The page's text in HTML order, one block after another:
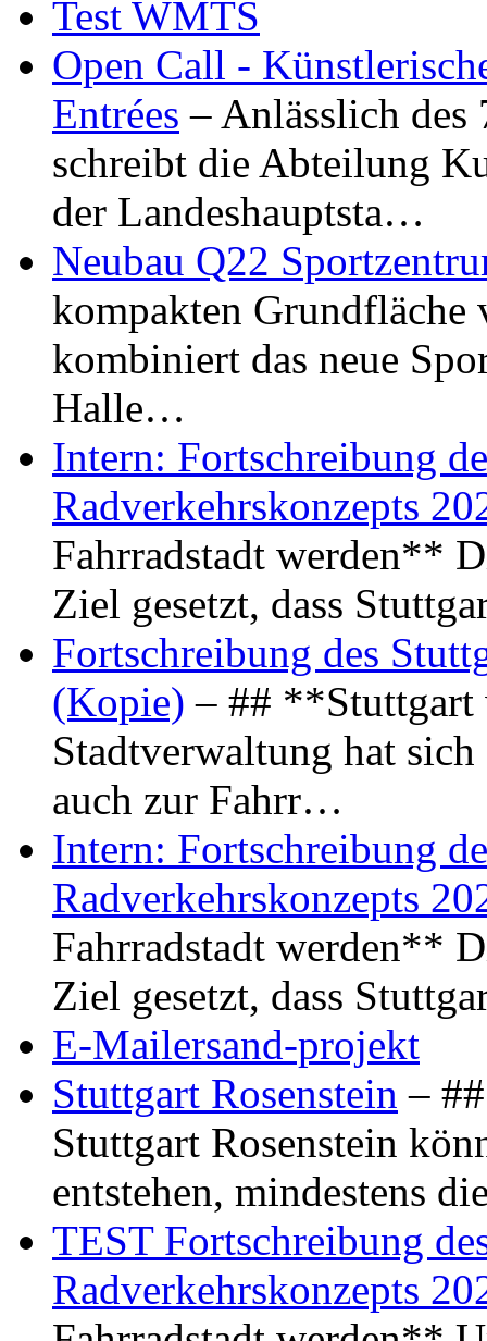
Test WMTS
Open Call -
Entrées – Anlässlich
schreibt die Abteilung
der Landeshauptsta…
Neubau Q22
kompakten Grundfläche
kombiniert das neue
Halle…
Intern: Fortschreibung
Radverkehrskonzepts
Fahrradstadt werden**
Ziel gesetzt, dass
Fortschreibung des
(Kopie) – ## **Stuttgart
Stadtverwaltung hat
auch zur Fahrr…
Intern: Fortschreibung
Radverkehrskonzepts
Fahrradstadt werden**
Ziel gesetzt, dass
E-Mailersand-projekt
Stuttgart Rosenstein –
Stuttgart Rosenstein
entstehen, mindestens
TEST Fortschreibung
Radverkehrskonzepts